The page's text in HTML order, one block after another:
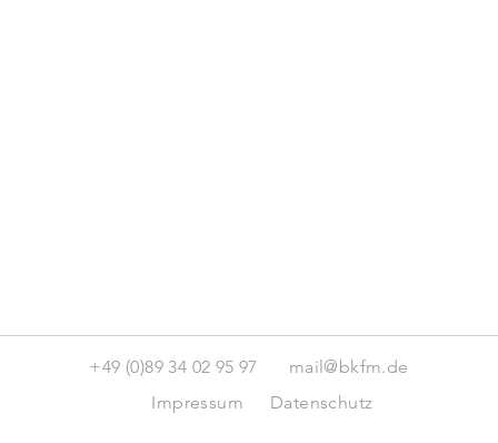
+49 (0)89 34 02 95 97
mail@bkfm.de
Impressum
Datenschutz